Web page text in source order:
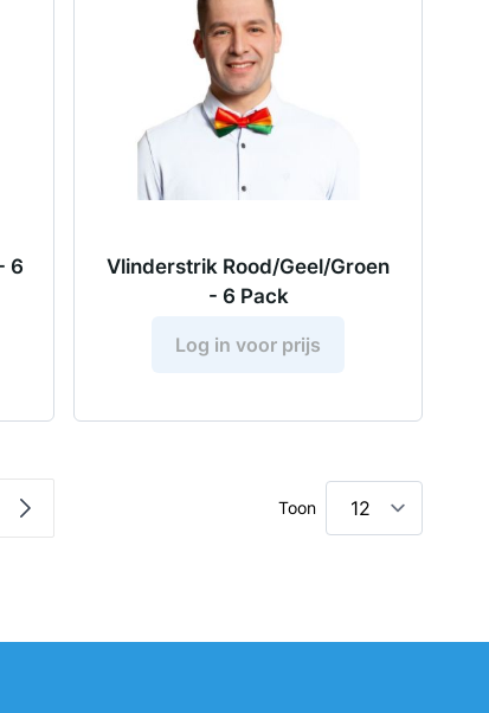
6
Vlinderstrik Rood/Geel/Groen
- 6 Pack
Log in voor prijs
Pagina Toon